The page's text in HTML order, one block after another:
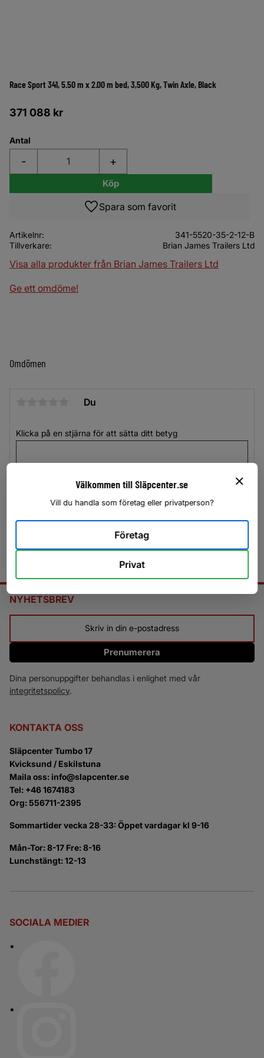
Race Sport 341, 5.50 m x 2.00 m bed, 3,500 Kg, Twin Axle, Black
371 088 kr
Antal
+
-
Köp
Lägg till i favoriter
Artikelnr
341-5520-35-2-12-B
Tillverkare
Brian James Trailers Ltd
Visa alla produkter från Brian James Trailers Ltd
Ge ett omdöme!
Omdömen
Du
Klicka på en stjärna för att sätta ditt betyg
NYHETSBREV
Prenumerera
Dina personuppgifter behandlas i enlighet med vår
integritetspolicy.
KONTAKTA OSS
Släpcenter Tumbo 17
Kvicksund / Eskilstuna
Maila oss: info@slapcenter.se
Tel: +46 1674183
Org: 556711-2395
Sommartider vecka 28-33: Öppet vardagar kl 9-16
Mån-Tor: 8-17 Fre: 8-16
Lunchstängt: 12-13
SOCIALA MEDIER
Välkommen till Släpcenter.se
Vill du handla som företag eller privatperson?
Företag
Privat